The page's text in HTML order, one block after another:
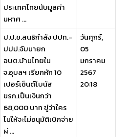
ประเทศไทยนับมูลค่า
มหาศ ...
ป.ป.ช.สนธิกำลัง ปปท.-
ปปป.จับนายก
อบต.บ้านไทยใน
จ.อุบลฯ เรียกหัก 10
เปอร์เซ็นต์โบนัส
ขรก.เป็นเงินกว่า
68,000 บาท ขู่ว่าใคร
ไม่ให้จะไม่อนุมัติเบิกจ่าย
ผ่ ...
วันศุกร์,
05
มกราคม
2567
20:18